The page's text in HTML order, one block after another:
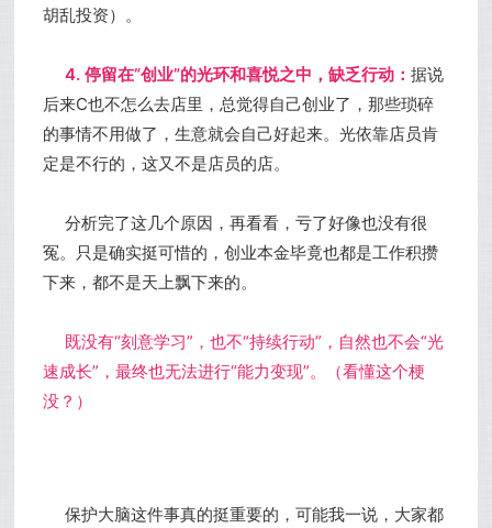
胡乱投资）。
4. 停留在“创业”的光环和喜悦之中，缺乏行动：据说
后来C也不怎么去店里，总觉得自己创业了，那些琐碎
的事情不用做了，生意就会自己好起来。光依靠店员肯
定是不行的，这又不是店员的店。
分析完了这几个原因，再看看，亏了好像也没有很
冤。只是确实挺可惜的，创业本金毕竟也都是工作积攒
下来，都不是天上飘下来的。
既没有“刻意学习”，也不“持续行动”，自然也不会“光
速成长”，最终也无法进行“能力变现”。（看懂这个梗
没？）
保护大脑这件事真的挺重要的，可能我一说，大家都